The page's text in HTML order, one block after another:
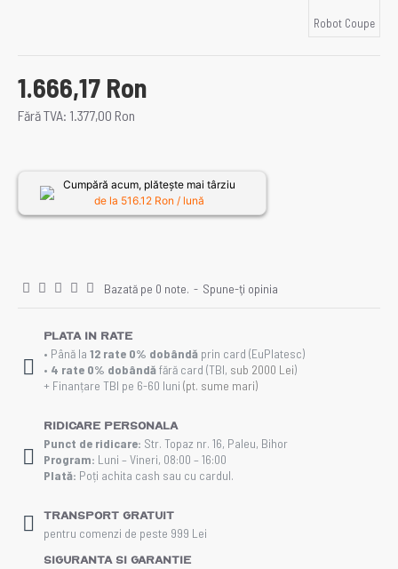
Bazată pe 0 note. - Spune-ţi opinia
1.666,17 Ron
Fără TVA: 1.377,00 Ron
Robot Coupe
Cumpără acum, plătește mai târziu
de la 516.12 Ron / lună
Plata in rate
• Până la 12 rate 0% dobândă prin card (EuPlatesc)
• 4 rate 0% dobândăfără card (TBI, sub 2000 Lei)
+ Finanțare TBI pe 6-60 luni (pt. sume mari)
Ridicare personala
Punct de ridicare: Str. Topaz nr. 16, Paleu, Bihor
Program: Luni – Vineri, 08:00 – 16:00
Plată: Poți achita cash sau cu cardul.
Transport gratuit
pentru comenzi de peste 999 Lei
Siguranta si Garantie